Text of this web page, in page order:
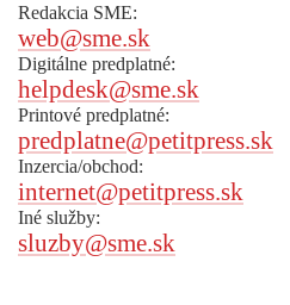
Redakcia SME:
web@sme.sk
Digitálne predplatné:
helpdesk@sme.sk
Printové predplatné:
predplatne@petitpress.sk
Inzercia/obchod:
internet@petitpress.sk
Iné služby:
sluzby@sme.sk